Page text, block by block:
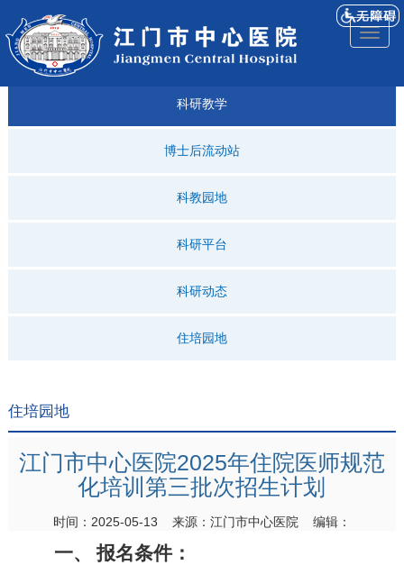
医院
简介
来院
导航
就诊
指引
专科
建设
仁济
科普
人才
招聘
仁济
医院
视频
科研教学
博士后流动站
科教园地
科研平台
科研动态
住培园地
住培园地
江门市中心医院2025年住院医师规范
化培训第三批次招生计划
时间：2025-05-13 来源：江门市中心医院 编辑：
一、 报名条件：